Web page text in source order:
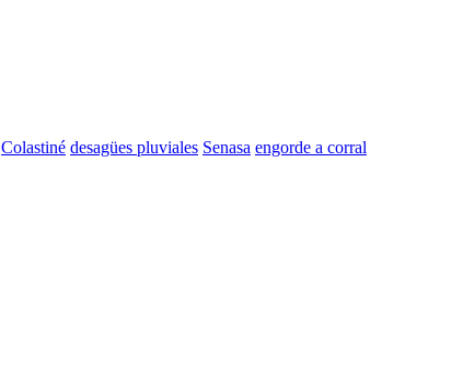
Colastiné desagües pluviales Senasa engorde a corral